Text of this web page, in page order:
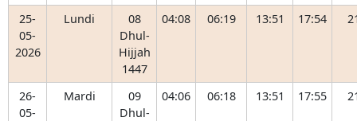
25-
05-
2026
Lundi
08
Dhul-
Hijjah
1447
04:08 06:19 13:51 17:54
26-
05-
Mardi
09
Dhul-
04:06 06:18 13:51 17:55